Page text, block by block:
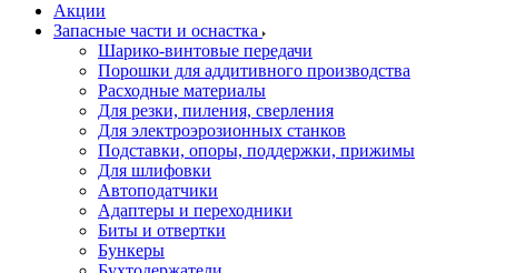
Акции
Запасные части и оснастка
Шарико-винтовые передачи
Порошки для аддитивного производства
Расходные материалы
Для резки, пиления, сверления
Для электроэрозионных станков
Подставки, опоры, поддержки, прижимы
Для шлифовки
Автоподатчики
Адаптеры и переходники
Биты и отвертки
Бункеры